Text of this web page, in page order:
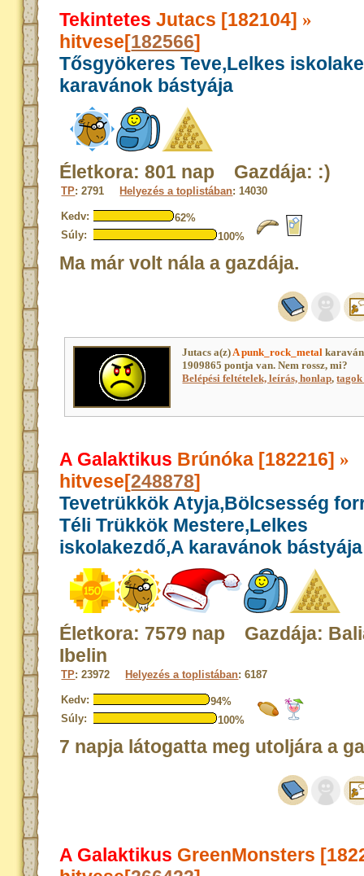
Tekintetes Jutacs [182104] »
hitvese[182566]
Tősgyökeres Teve,Lelkes
karavánok bástyája
Életkora: 801 nap Gazdája: :)
TP: 2791 Helyezés a toplistában: 14030
Kedv:
62%
Súly:
100%
Ma már volt nála a gazdája.
Jutacs a(z)A punk_rock_metal
1909865 pontja van. Nem rossz, mi?
Belépési feltételek, leírás, honlap,
A Galaktikus Brúnóka [182216] »
hitvese[248878]
Tevetrükkök Atyja,Bölcsesség
Téli Trükkök Mestere,Lelkes
iskolakezdő,A karavánok bástyája
Életkora: 7579 nap Gazdája:
Ibelin
TP: 23972 Helyezés a toplistában: 6187
Kedv:
94%
Súly:
100%
7 napja látogatta meg utoljára a
A Galaktikus GreenMonsters